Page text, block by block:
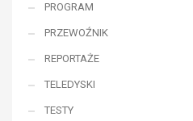
PROGRAM
PRZEWOŹNIK
REPORTAŻE
TELEDYSKI
TESTY